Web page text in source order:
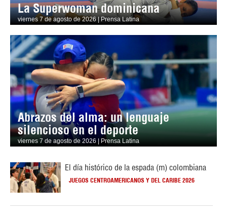
La Superwoman dominicana
viernes 7 de agosto de 2026 | Prensa Latina
Abrazos del alma: un lenguaje
silencioso en el deporte
viernes 7 de agosto de 2026 | Prensa Latina
El día histórico de la espada (m) colombiana
JUEGOS CENTROAMERICANOS Y DEL CARIBE 2026